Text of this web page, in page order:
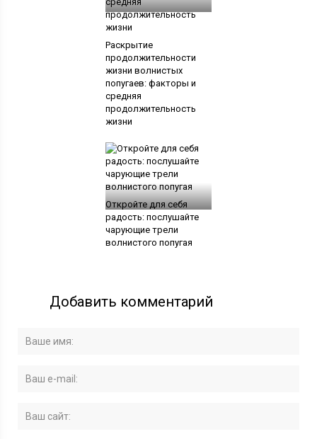
Раскрытие
продолжительности
жизни волнистых
попугаев: факторы и
средняя
продолжительность
жизни
Откройте для себя
радость: послушайте
чарующие трели
волнистого попугая
Добавить комментарий